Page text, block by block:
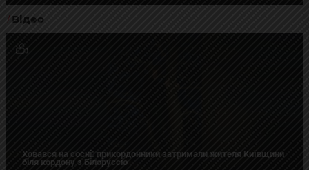
Відео
Ховався на сосні: прикордонники затримали жителя Київщини
біля кордону з Білоруссю